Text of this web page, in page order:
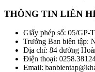
THÔNG TIN LIÊN
Giấy phép số: 05/GP-
Trưởng Ban biên tập:
Địa chỉ: 84 đường
Điện thoại:
Email: